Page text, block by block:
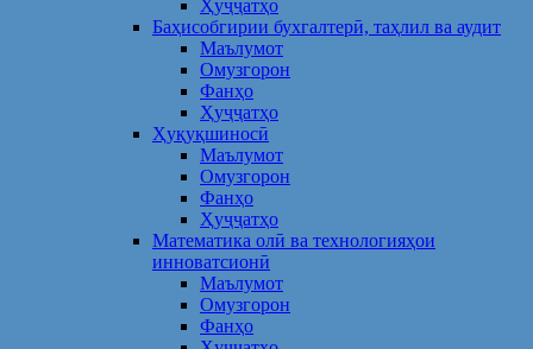
Ҳуҷҷатҳо
Баҳисобгирии бухгалтерӣ, таҳлил ва аудит
Маълумот
Омузгорон
Фанҳо
Ҳуҷҷатҳо
Ҳуқуқшиносӣ
Маълумот
Омузгорон
Фанҳо
Ҳуҷҷатҳо
Математика олӣ ва технологияҳои
инноватсионӣ
Маълумот
Омузгорон
Фанҳо